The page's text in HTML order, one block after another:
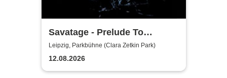
Savatage - Prelude To
Madness - Summer Tour 2026
Leipzig, Parkbühne (Clara Zetkin Park)
12.08.2026